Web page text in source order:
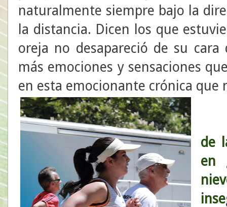
naturalmente siempre bajo la
la distancia. Dicen los que
oreja no desapareció de su
más emociones y sensaciones
en esta emocionante crónica que
de
en